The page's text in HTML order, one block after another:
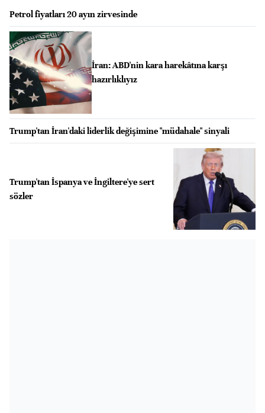
Petrol fiyatları 20 ayın zirvesinde
İran: ABD'nin kara harekâtına karşı
hazırlıklıyız
Trump'tan İran'daki liderlik değişimine "müdahale" sinyali
Trump'tan İspanya ve İngiltere'ye sert
sözler